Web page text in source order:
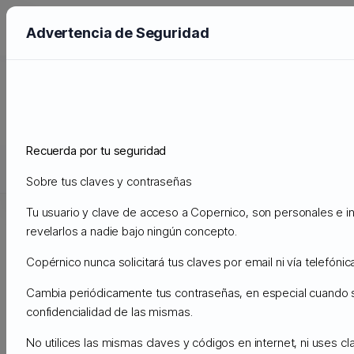
Støtte
Mine support sager Annonceringer
Advertencia de Seguridad
Recuerda por tu seguridad
Sobre tus claves y contraseñas
Tu usuario y clave de acceso a Copernico, son personales e
revelarlos a nadie bajo ningún concepto.
Copérnico nunca solicitará tus claves por email ni vía
Cambia periódicamente tus contraseñas, en especial
confidencialidad de las mismas.
No utilices las mismas claves y códigos en internet, ni uses